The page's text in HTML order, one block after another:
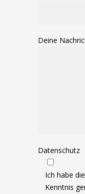
Deine
Datenschutz
Ich habe die
Kenntnis